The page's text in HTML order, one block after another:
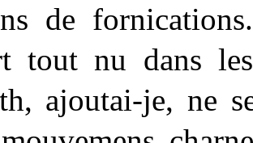
de
tout nu dans
ajoutai-je, ne